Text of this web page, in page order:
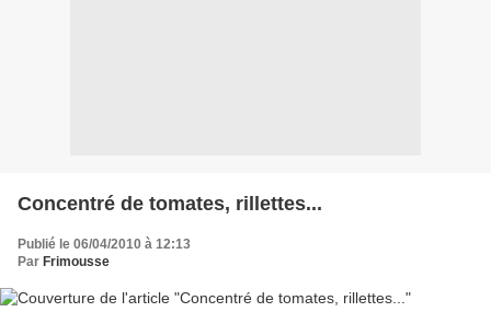
Concentré de tomates, rillettes...
Publié le 06/04/2010 à 12:13
Par Frimousse